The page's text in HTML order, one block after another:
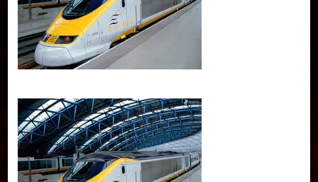
Charte
Collections
Formation en Édition Numérique
Les ateliers d’écriture littéraire